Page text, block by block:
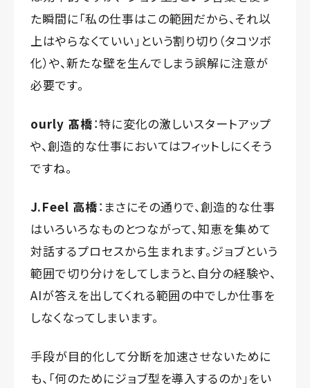
た瞬間に「私の仕事はこの範囲だから、それ以
上はやらなくていい」という割り切り（タコツボ
化）や、新たな壁を生んでしまう誤解に注意が
必要です。
ourly 髙橋：特に変化の激しいスタートアップ
や、創造的な仕事においてはフィットしにくそう
ですね。
J.Feel 高橋：まさにその通りで、創造的な仕事
はいろいろなものとつながって、知恵を集めて
対話するプロセスから生まれます。ジョブという
範囲で切り分けをしてしまうと、自分の経験や、
AIが答えを出してくれる範囲の中でしか仕事を
しなくなってしまいます。
手段が目的化して分断を加速させないために
も、「何のためにジョブ型を導入するのか」をい